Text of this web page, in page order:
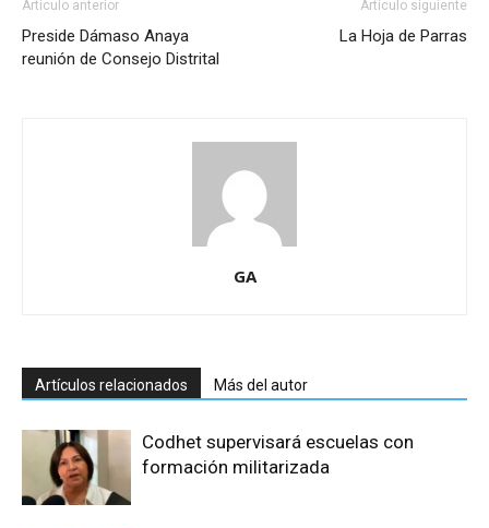
Artículo anterior
Preside Dámaso Anaya
reunión de Consejo Distrital
Artículo siguiente
La Hoja de Parras
GA
Artículos relacionados Más del autor
Codhet supervisará escuelas con
formación militarizada